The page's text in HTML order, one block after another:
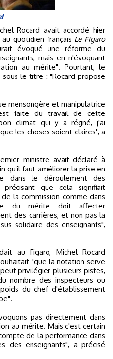
quotidien français Le Figaro
évoqué une réforme du
mais en n'évoquant
au mérite". Pourtant, le
le titre : "Rocard propose
mensongère et manipulatrice
faite du travail de cette
climat qui y a régné, j'ai
les choses soient claires", a
ministre avait déclaré à
qu'il faut améliorer la prise en
dans le déroulement des
précisant que cela signifiait
la commission comme dans
du mérite doit affecter
des carrières, et non pas la
solidaire des enseignants",
au Figaro, Michel Rocard
"que la notation serve
privilégier plusieurs pistes,
nombre des inspecteurs ou
du chef d'établissement
pas directement dans
au mérite. Mais c'est certain
de la performance dans
des enseignants", a précisé